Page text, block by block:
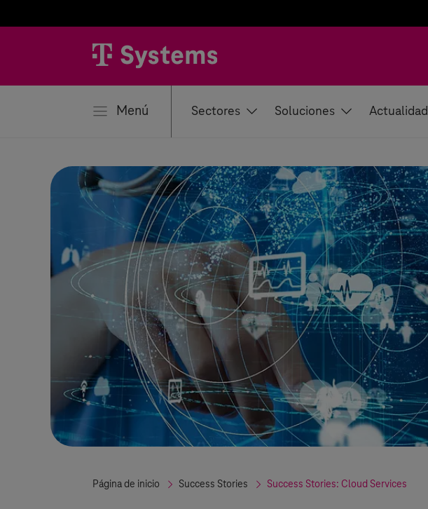
Menú Sectores Soluciones Actualidad
Página de inicio Success Stories Success Stories: Cloud Services